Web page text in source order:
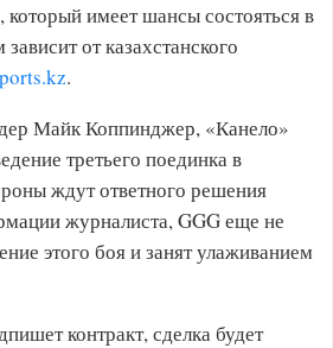
который имеет шансы состояться в
от казахстанского
.
Майк Коппинджер, «Канело»
третьего поединка в
ждут ответного решения
журналиста, GGG еще не
этого боя и занят улаживанием
контракт, сделка будет